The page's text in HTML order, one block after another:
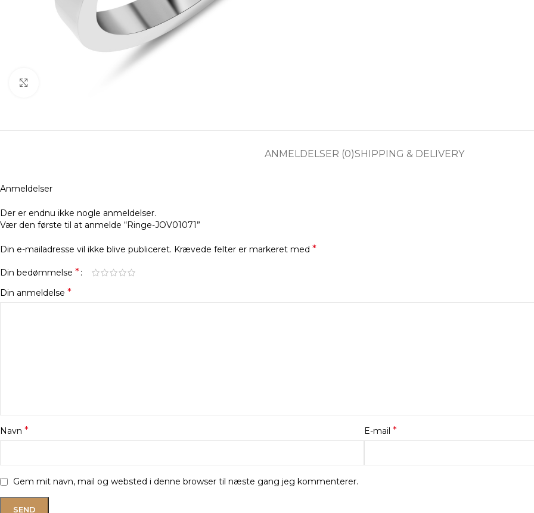
ANMELDELSER (0)SHIPPING & DELIVERY
Anmeldelser
Der er endnu ikke nogle anmeldelser.
Vær den første til at anmelde “Ringe-JOV01071”
Din e-mailadresse vil ikke blive publiceret. Krævede felter er markeret med *
Din bedømmelse *
Din anmeldelse *
Navn * E-mail *
Gem mit navn, mail og websted i denne browser til næste gang jeg kommenterer.